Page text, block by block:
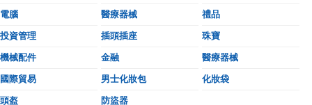
電腦 醫療器械 禮品
投資管理 插頭插座 珠寶
機械配件 金融 醫療器械
國際貿易 男士化妝包 化妝袋
頭盔 防盜器